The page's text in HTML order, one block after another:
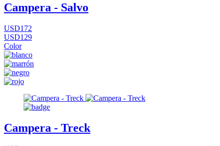
Campera - Salvo
USD172
USD129
Color
Campera - Treck